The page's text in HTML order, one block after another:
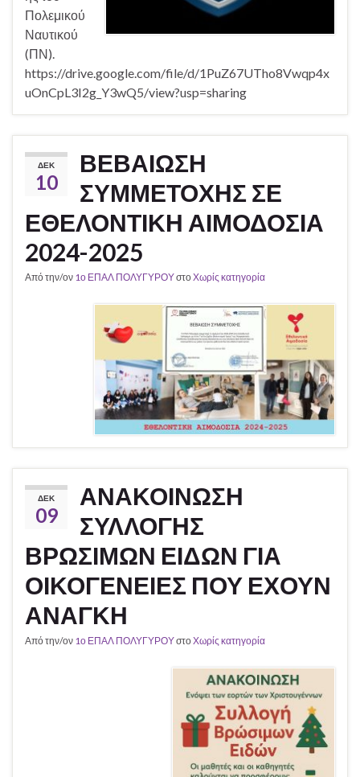
Πολεμικού
Ναυτικού
(ΠΝ).
https://drive.google.com/file/d/1PuZ67UTho8Vwqp4x
uOnCpL3I2g_Y3wQ5/view?usp=sharing
ΔΕΚ
10
ΒΕΒΑΙΩΣΗ
ΣΥΜΜΕΤΟΧΗΣ ΣΕ
ΕΘΕΛΟΝΤΙΚΗ ΑΙΜΟΔΟΣΙΑ
2024-2025
Από την/ον 1ο ΕΠΑΛ ΠΟΛΥΓΥΡΟΥστοΧωρίς κατηγορία
ΔΕΚ
09
ΑΝΑΚΟΙΝΩΣΗ
ΣΥΛΛΟΓΗΣ
ΒΡΩΣΙΜΩΝ ΕΙΔΩΝ ΓΙΑ
ΟΙΚΟΓΕΝΕΙΕΣ ΠΟΥ ΕΧΟΥΝ
ΑΝΑΓΚΗ
Από την/ον 1ο ΕΠΑΛ ΠΟΛΥΓΥΡΟΥστοΧωρίς κατηγορία